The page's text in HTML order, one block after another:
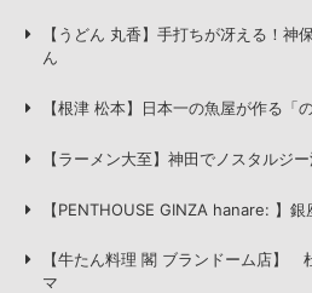
【うどん 丸香】手打ちが冴える！神
ん
【根津 松本】日本一の魚屋が作る「
【ラーメン大至】神田でノスタルジ
【PENTHOUSE GINZA hanare: 】
【牛たん料理 閣 ブランドーム店】
マ